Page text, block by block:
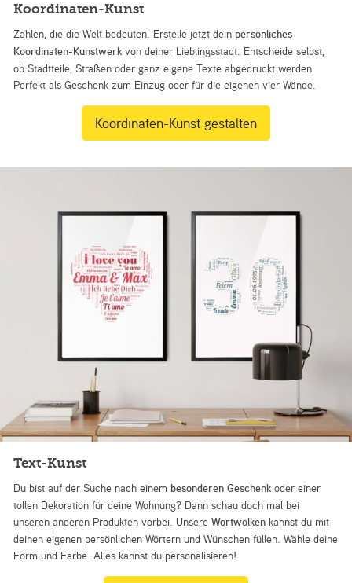
Koordinaten-Kunst
Zahlen, die die Welt bedeuten. Erstelle jetzt dein persönliches
Koordinaten-Kunstwerk von deiner Lieblingsstadt. Entscheide selbst,
ob Stadtteile, Straßen oder ganz eigene Texte abgedruckt werden.
Perfekt als Geschenk zum Einzug oder für die eigenen vier Wände.
Koordinaten-Kunst gestalten
Text-Kunst
Du bist auf der Suche nach einem besonderen Geschenk oder einer
tollen Dekoration für deine Wohnung? Dann schau doch mal bei
unseren anderen Produkten vorbei. UnsereWortwolken kannst du mit
deinen eigenen persönlichen Wörtern und Wünschen füllen. Wähle deine
Form und Farbe. Alles kannst du personalisieren!